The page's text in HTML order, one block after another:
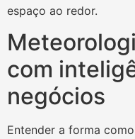
espaço ao redor.
com
negócios
Entender a forma